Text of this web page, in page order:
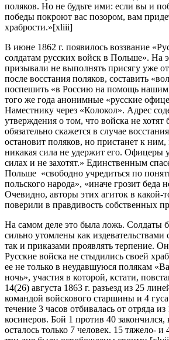
поляков. Но не будьте ими: если вы и
победы покроют вас позором, вам
храбрости.»[xliii]
В июне 1862 г. появилось воззвание
солдатам русских войск в Польше». На
призывали не выполнять присягу уже
после восстания поляков, составить
поспешить «в Россию на помощь
того же года анонимные «русские
Наместнику через «Колокол». Адрес
утверждения о том, что войска не хотят
обязательно скажется в случае
остановит поляков, но пристанет к
никакая сила не удержит его. Офицеры
силах и не захотят.» Единственным
Польше «свободно учредиться по
польского народа», «иначе грозит беда
Очевидно, авторы этих агиток в какой-
поверили в правдивость собственных
На самом деле это была ложь. Солдаты
сильно утомлены как издевательствами
так и приказами проявлять терпение.
Русские войска не стыдились своей
ее не только в неудавшуюся полякам
ночь», участия в которой, кстати,
14(26) августа 1863 г. разъезд из 25
командой войскового старшины и 4
течение 3 часов отбивалась от отряда
косинеров. Бой 1 против 40 закончился,
осталось только 7 человек. 15 тяжело- и